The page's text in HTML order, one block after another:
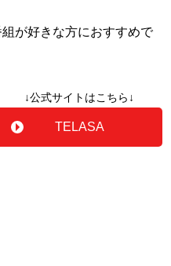
が好きな方におすすめで
↓公式サイトはこちら↓
TELASA